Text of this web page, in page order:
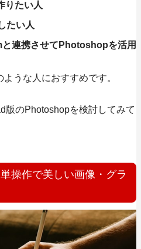
りたい人
たい人
連携させてPhotoshopを活用
うな人におすすめです。
版のPhotoshopを検討してみて
操作で美しい画像・グラ